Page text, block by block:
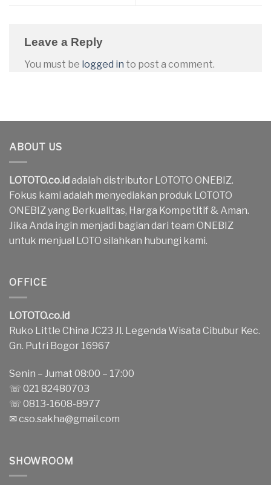
Leave a Reply
You must be logged in to post a comment.
ABOUT US
LOTOTO.co.idadalah distributor LOTOTO ONEBIZ.
Fokus kami adalah menyediakan produk LOTOTO
ONEBIZ yang Berkualitas, Harga Kompetitif & Aman.
Jika Anda ingin menjadi bagian dari team ONEBIZ
untuk menjual LOTO silahkan hubungi kami.
OFFICE
LOTOTO.co.id
Ruko Little China JC23 Jl. Legenda Wisata Cibubur Kec.
Gn. Putri Bogor 16967
Senin – Jumat 08:00 – 17:00
☏ 021 82480703
☏ 0813-1608-8977
✉cso.sakha@gmail.com
SHOWROOM